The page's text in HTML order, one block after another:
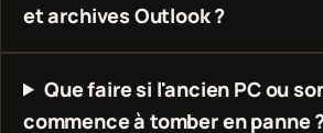
et archives Outlook ?
Que faire si l'ancien PC ou
commence à tomber en panne